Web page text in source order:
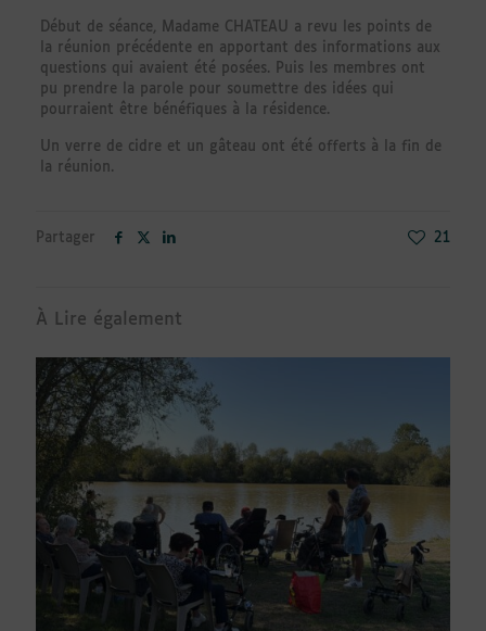
Début de séance, Madame CHATEAU a revu les points de
la réunion précédente en apportant des informations aux
questions qui avaient été posées. Puis les membres ont
pu prendre la parole pour soumettre des idées qui
pourraient être bénéfiques à la résidence.
Un verre de cidre et un gâteau ont été offerts à la fin de
la réunion.
Partager 21
À Lire également